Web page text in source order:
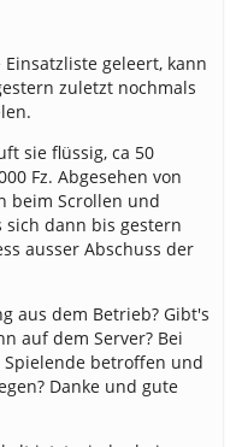
geleert, kann
zuletzt nochmals
sie flüssig, ca 50
Fz. Abgesehen von
beim Scrollen und
sich dann bis gestern
ausser Abschuss der
aus dem Betrieb? Gibt's
auf dem Server? Bei
betroffen und
Danke und gute